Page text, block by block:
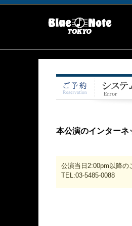
本公演のインターネ
公演当日2:00pm以降の
TEL:03-5485-0088